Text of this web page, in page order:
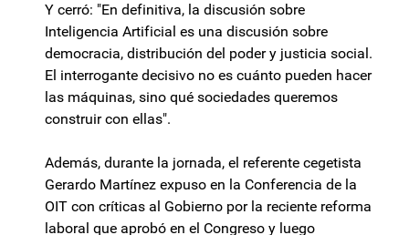
Y cerró: "En definitiva, la discusión sobre
Inteligencia Artificial es una discusión sobre
democracia, distribución del poder y justicia social.
El interrogante decisivo no es cuánto pueden hacer
las máquinas, sino qué sociedades queremos
construir con ellas".
Además, durante la jornada, el referente cegetista
Gerardo Martínez expuso en la Conferencia de la
OIT con críticas al Gobierno por la reciente reforma
laboral que aprobó en el Congreso y luego